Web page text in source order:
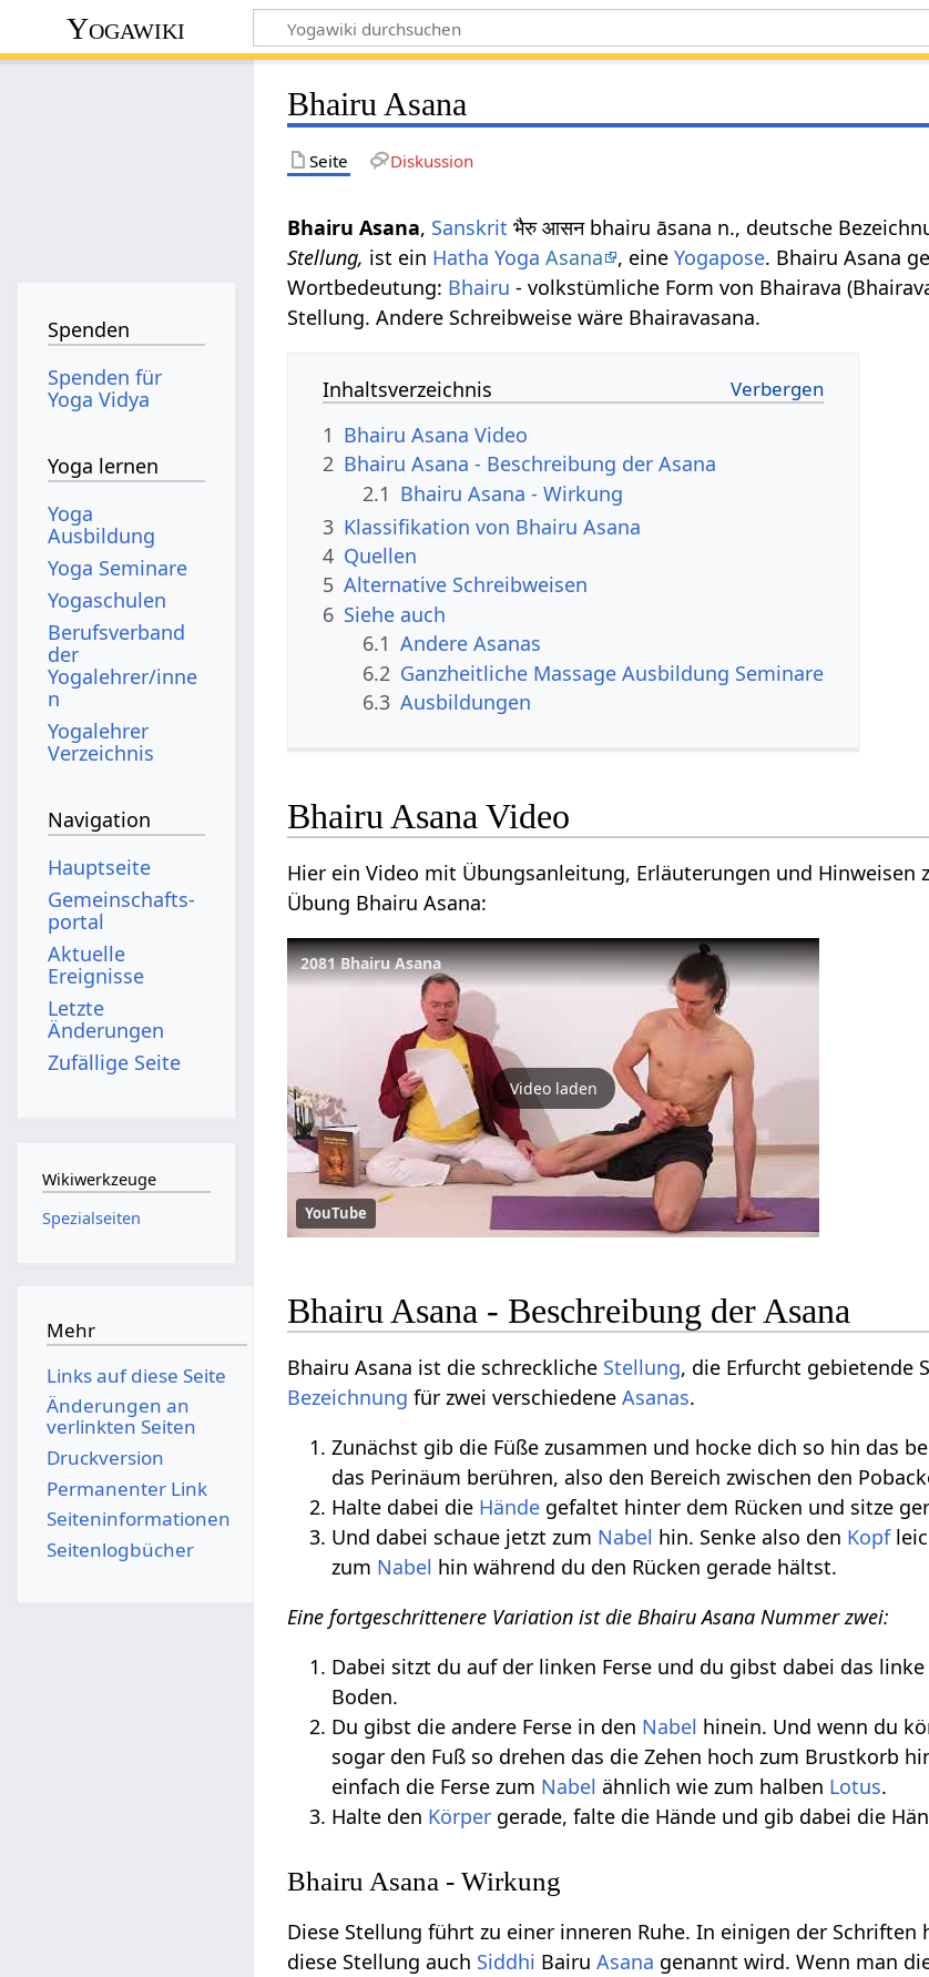
Yogawiki
Bhairu Asana
Seite Diskussion
Bhairu Asana, Sanskrit भैरु आसन bhairu āsana n., deutsche
Stellung, ist ein Hatha Yoga Asana , eineYogapose. Bhairu Asana
Wortbedeutung: Bhairu - volkstümliche Form von Bhairava
Stellung. Andere Schreibweise wäre Bhairavasana.
Inhaltsverzeichnis
1 Bhairu Asana Video
2 Bhairu Asana - Beschreibung der Asana
2.1 Bhairu Asana - Wirkung
3 Klassifikation von Bhairu Asana
4 Quellen
5 Alternative Schreibweisen
6 Siehe auch
6.1 Andere Asanas
6.2 Ganzheitliche Massage Ausbildung Seminare
6.3 Ausbildungen
Bhairu Asana Video
Hier ein Video mit Übungsanleitung, Erläuterungen und Hinweisen
Übung Bhairu Asana:
2081 Bhairu Asana
Video laden
YouTube
Bhairu Asana - Beschreibung der Asana
Bhairu Asana ist die schreckliche Stellung, die Erfurcht gebietende
Bezeichnung für zwei verschiedeneAsanas.
Zunächst gib die Füße zusammen und hocke dich so hin das
das Perinäum berühren, also den Bereich zwischen den
Halte dabei die Hände gefaltet hinter dem Rücken und sitze
Und dabei schaue jetzt zum Nabel hin. Senke also den Kopf
zum Nabel hin während du den Rücken gerade hältst.
Eine fortgeschrittenere Variation ist die Bhairu Asana Nummer zwei:
Dabei sitzt du auf der linken Ferse und du gibst dabei das linke
Boden.
Du gibst die andere Ferse in den Nabel hinein. Und wenn du
sogar den Fuß so drehen das die Zehen hoch zum Brustkorb
einfach die Ferse zum Nabel ähnlich wie zum halben Lotus.
Halte den Körper gerade, falte die Hände und gib dabei die
Bhairu Asana - Wirkung
Diese Stellung führt zu einer inneren Ruhe. In einigen der Schriften
diese Stellung auch Siddhi BairuAsana genannt wird. Wenn man
Spenden
Spenden für
Yoga Vidya
Yoga lernen
Yoga
Ausbildung
Yoga Seminare
Yogaschulen
Berufsverband
der
Yogalehrer/inne
n
Yogalehrer
Verzeichnis
Navigation
Hauptseite
Gemeinschafts­
portal
Aktuelle
Ereignisse
Letzte
Änderungen
Zufällige Seite
Wikiwerkzeuge
Spezialseiten
Mehr
Links auf diese Seite
Änderungen an
verlinkten Seiten
Druckversion
Permanenter Link
Seiten­­informationen
Seitenlogbücher